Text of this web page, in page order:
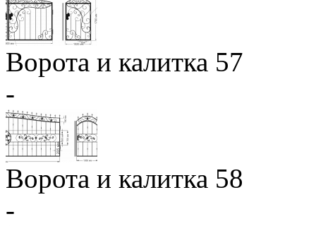
Ворота и калитка 57
-
Ворота и калитка 58
-